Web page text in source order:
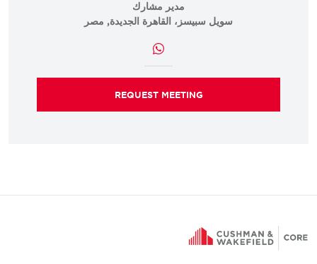
مدير مشارك
سويل سبيسز، القاهرة الجديدة, مصر
REQUEST MEETING